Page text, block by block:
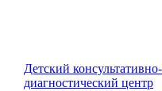
Детский консультативно-
диагностический центр